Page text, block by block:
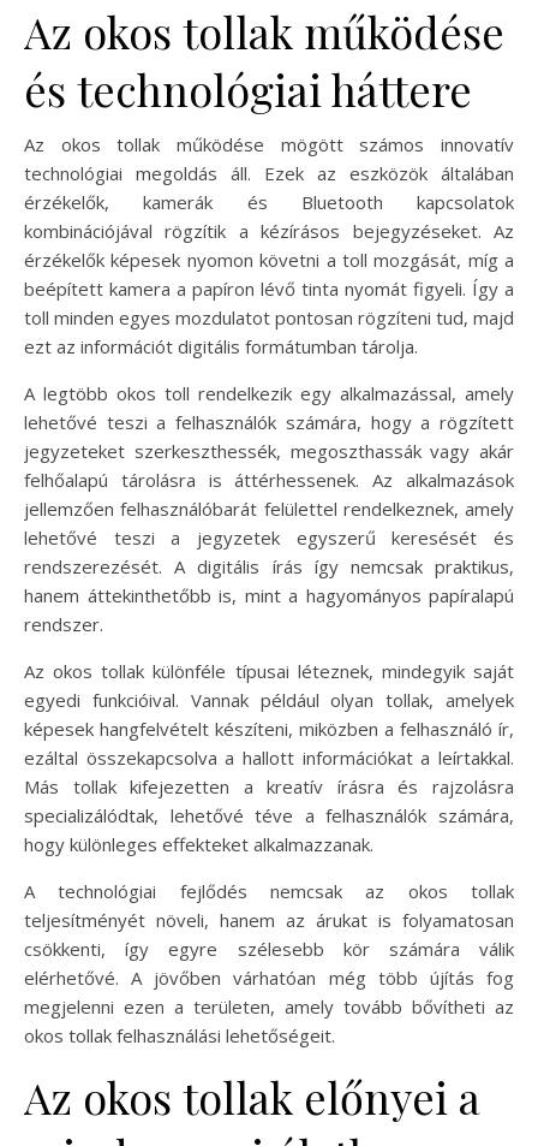
Az okos tollak működése
és technológiai háttere
Az okos tollak működése mögött számos innovatív
technológiai megoldás áll. Ezek az eszközök általában
érzékelők, kamerák és Bluetooth kapcsolatok
kombinációjával rögzítik a kézírásos bejegyzéseket. Az
érzékelők képesek nyomon követni a toll mozgását, míg a
beépített kamera a papíron lévő tinta nyomát figyeli. Így a
toll minden egyes mozdulatot pontosan rögzíteni tud, majd
ezt az információt digitális formátumban tárolja.
A legtöbb okos toll rendelkezik egy alkalmazással, amely
lehetővé teszi a felhasználók számára, hogy a rögzített
jegyzeteket szerkeszthessék, megoszthassák vagy akár
felhőalapú tárolásra is áttérhessenek. Az alkalmazások
jellemzően felhasználóbarát felülettel rendelkeznek, amely
lehetővé teszi a jegyzetek egyszerű keresését és
rendszerezését. A digitális írás így nemcsak praktikus,
hanem áttekinthetőbb is, mint a hagyományos papíralapú
rendszer.
Az okos tollak különféle típusai léteznek, mindegyik saját
egyedi funkcióival. Vannak például olyan tollak, amelyek
képesek hangfelvételt készíteni, miközben a felhasználó ír,
ezáltal összekapcsolva a hallott információkat a leírtakkal.
Más tollak kifejezetten a kreatív írásra és rajzolásra
specializálódtak, lehetővé téve a felhasználók számára,
hogy különleges effekteket alkalmazzanak.
A technológiai fejlődés nemcsak az okos tollak
teljesítményét növeli, hanem az árukat is folyamatosan
csökkenti, így egyre szélesebb kör számára válik
elérhetővé. A jövőben várhatóan még több újítás fog
megjelenni ezen a területen, amely tovább bővítheti az
okos tollak felhasználási lehetőségeit.
Az okos tollak előnyei a